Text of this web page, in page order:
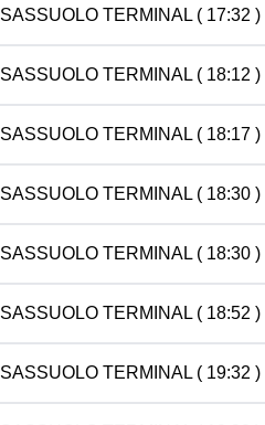
SASSUOLO TERMINAL ( 17:32 )
SASSUOLO TERMINAL ( 18:12 )
SASSUOLO TERMINAL ( 18:17 )
SASSUOLO TERMINAL ( 18:30 )
SASSUOLO TERMINAL ( 18:30 )
SASSUOLO TERMINAL ( 18:52 )
SASSUOLO TERMINAL ( 19:32 )